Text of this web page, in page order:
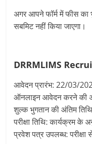
अगर आपने फॉर्म में फीस का
सबमिट नहीं किया जाएगा।
DRRMLIMS
आवेदन प्रारंभ: 22/03/
ऑनलाइन आवेदन करने की
शुल्क भुगतान की अंतिम
परीक्षा तिथि: कार्यक्रम के
प्रवेश पत्र उपलब्ध: परीक्षा